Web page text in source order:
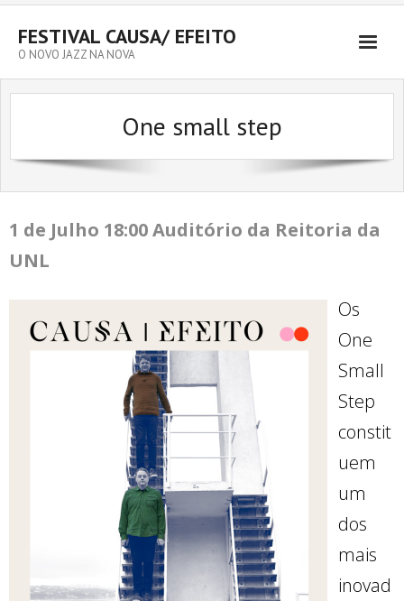
FESTIVAL CAUSA/ EFEITO
O NOVO JAZZ NA NOVA
One small step
1 de Julho 18:00 Auditório da Reitoria da
UNL
Os
One
Small
Step
constit
uem
um
dos
mais
inovad